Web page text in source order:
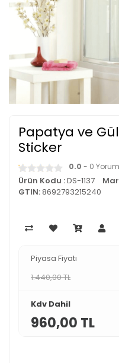
Papatya ve
Sticker
0.0 - 0
Ürün Kodu :DS-1137
GTIN:8692793215240
Piyasa Fiyatı
1.440,00 TL
Kdv Dahil
960,00 TL